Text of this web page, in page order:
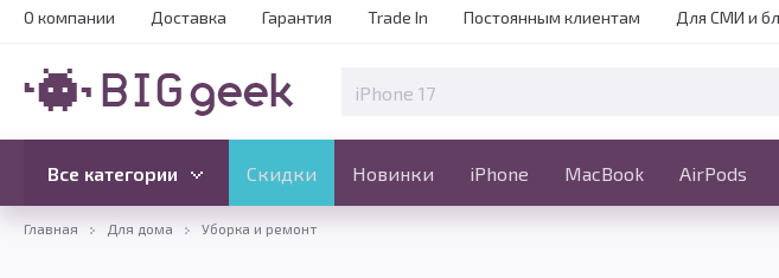
О компании Доставка Гарантия Trade In Постоянным клиентам Для СМИ и
Все категории Скидки Новинки iPhone MacBook AirPods
Скидки Новинки iPhone MacBook
Все категории
Главная Для дома Уборка и ремонт